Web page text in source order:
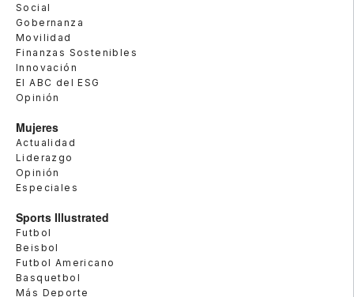
Social
Gobernanza
Movilidad
Finanzas Sostenibles
Innovación
El ABC del ESG
Opinión
Mujeres
Actualidad
Liderazgo
Opinión
Especiales
Sports Illustrated
Futbol
Beisbol
Futbol Americano
Basquetbol
Más Deporte